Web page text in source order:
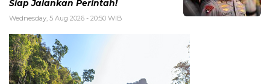
Siap Jalankan Perintah!
Wednesday, 5 Aug 2026 - 20:50 WIB